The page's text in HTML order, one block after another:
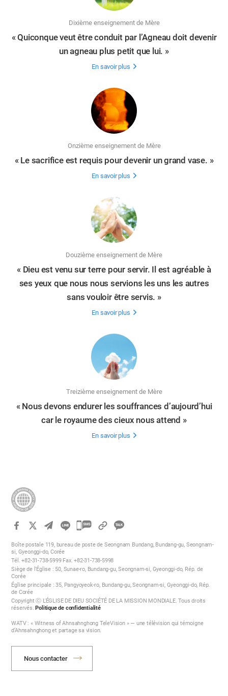
Dixième enseignement de Mère
« Quiconque veut être conduit par l’Agneau doit devenir
un agneau plus petit que lui. »
En savoir plus
Onzième enseignement de Mère
« Le sacrifice est requis pour devenir un grand vase. »
En savoir plus
Douzième enseignement de Mère
​« Dieu est venu sur terre pour servir. Il est agréable à
ses yeux que nous nous servions les uns les autres
sans vouloir être servis. »
En savoir plus
Treizième enseignement de Mère
« Nous devons endurer les souffrances d’aujourd’hui
car le royaume des cieux nous attend »
En savoir plus
카
오
공
유
하
Boîte postale 119, bureau de poste de Seongnam Bundang, Bundang-gu, Seongnam-
si, Gyeonggi-do, Corée
Tél. +82-31-738-5999 Fax. +82-31-738-5998
Siège de l'Église : 50, Sunae-ro, Bundang-gu, Seongnam-si, Gyeonggi-do, Rép. de
Corée
Église principale : 35, Pangyoyeok-ro, Bundang-gu, Seongnam-si, Gyeonggi-do, Rép.
de Corée
Copyright ⓒ L'ÉGLISE DE DIEU SOCIÉTÉ DE LA MISSION MONDIALE. Tous droits
réservés.Politique de confidentialité
WATV : « Witness of Ahnsahnghong TeleVision » — une télévision qui témoigne
d’Ahnsahnghong et partage sa vision.
Nous contacter